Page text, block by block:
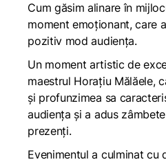
Cum găsim alinare în
moment emoționant, care
pozitiv mod audiența.
Un moment artistic de
maestrul Horațiu Mălăele,
și profunzimea sa
audiența și a adus
prezenți.
Evenimentul a culminat cu